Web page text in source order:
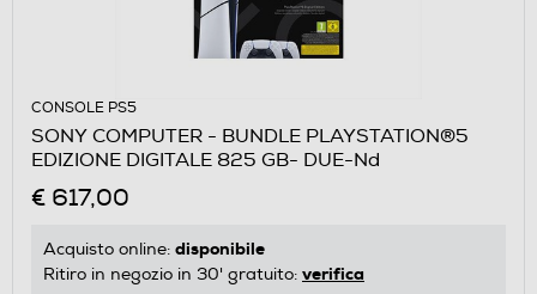
CONSOLE PS5
SONY COMPUTER - BUNDLE PLAYSTATION®5
EDIZIONE DIGITALE 825 GB- DUE-Nd
€ 617,00
Acquisto online: disponibile
Ritiro in negozio in 30' gratuito: verifica